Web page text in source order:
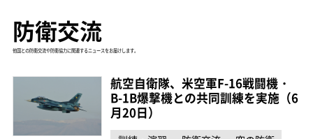
防衛交流
他国との防衛交流や防衛協力に関連するニュースをお届けします。
航空自衛隊、米空軍F-16戦闘機・
B-1B爆撃機との共同訓練を実施（6
月20日）